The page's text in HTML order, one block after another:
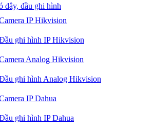
dây, đầu ghi hình
IP Hikvision
ghi hình IP Hikvision
Analog Hikvision
ghi hình Analog Hikvision
IP Dahua
ghi hình IP Dahua